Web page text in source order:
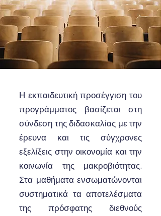
Η εκπαιδευτική προσέγγιση του
προγράμματος βασίζεται στη
σύνδεση της διδασκαλίας με την
έρευνα και τις σύγχρονες
εξελίξεις στην οικονομία και την
κοινωνία της μακροβιότητας.
Στα μαθήματα ενσωματώνονται
συστηματικά τα αποτελέσματα
της πρόσφατης διεθνούς